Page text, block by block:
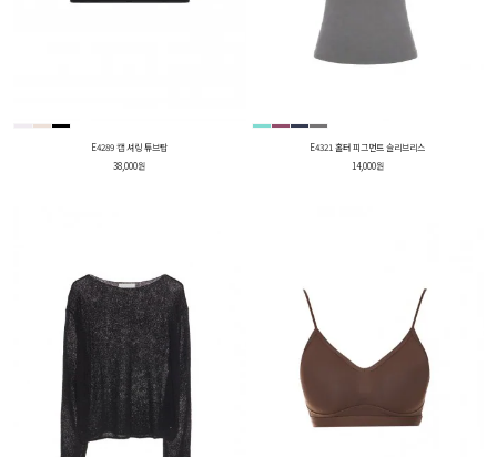
E4289 캡 셔링 튜브탑
38,000원
E4321 홀터 피그먼트 슬리브리스
14,000원